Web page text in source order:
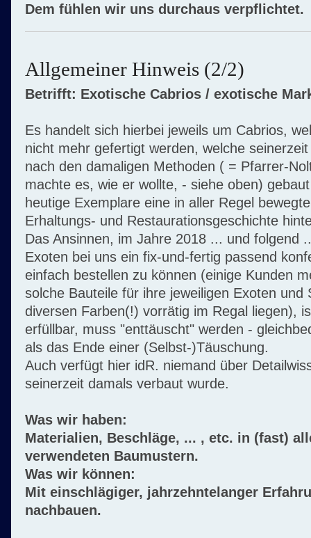
Dem fühlen wir uns durchaus verpflichtet.
Allgemeiner Hinweis (2/2)
Betrifft: Exotische Cabrios / exotische
Es handelt sich hierbei jeweils um Cabrios,
nicht mehr gefertigt werden, welche
nach den damaligen Methoden ( = Pfarrer-
machte es, wie er wollte, - siehe oben)
heutige Exemplare eine in aller Regel
Erhaltungs- und Restaurationsgeschichte
Das Ansinnen, im Jahre 2018 ... und folgend
Exoten bei uns ein fix-und-fertig passend
einfach bestellen zu können (einige Kunden
solche Bauteile für ihre jeweiligen Exoten und
diversen Farben(!) vorrätig im Regal liegen),
erfüllbar, muss "enttäuscht" werden -
als das Ende einer (Selbst-)Täuschung.
Auch verfügt hier idR. niemand über
seinerzeit damals verbaut wurde.
Was wir haben:
Materialien, Beschläge, ... , etc. in (fast)
verwendeten Baumustern.
Was wir können:
Mit einschlägiger, jahrzehntelanger
nachbauen.